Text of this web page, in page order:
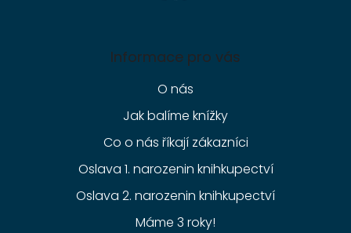
Informace pro vás
O nás
Jak balíme knížky
Co o nás říkají zákazníci
Oslava 1. narozenin knihkupectví
Oslava 2. narozenin knihkupectví
Máme 3 roky!